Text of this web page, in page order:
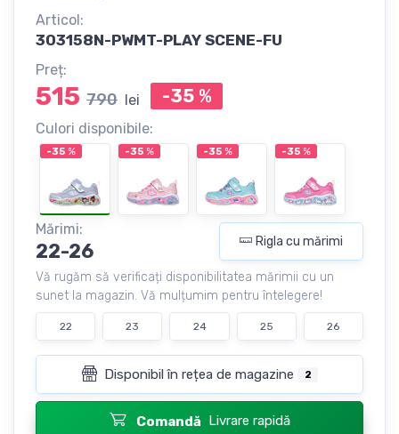
Articol:
303158N-PWMT-PLAY SCENE-FU
Preț:
515 790 lei -35%
Culori disponibile:
-35 % -35 % -35 % -35 %
Mărimi:
22-26 Rigla cu mărimi
Vă rugăm să verificați disponibilitatea mărimii cu un
sunet la magazin. Vă mulțumim pentru întelegere!
22 23 24 25 26
Disponibil în rețea de magazine 2
Comandă Livrare rapidă